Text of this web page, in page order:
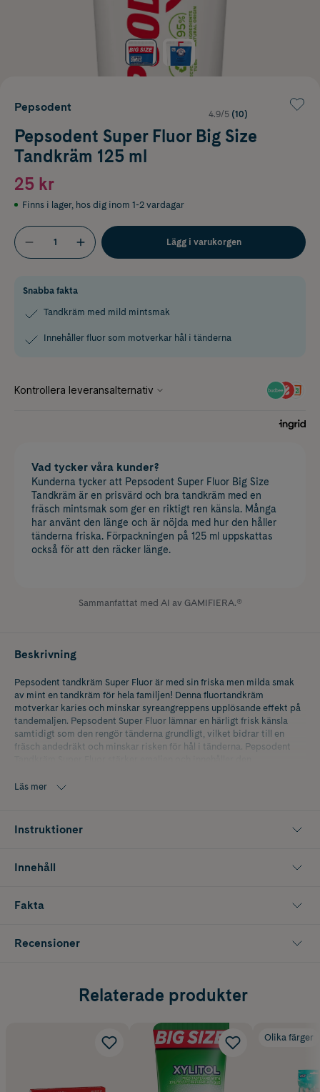
Pepsodent
4.9/5 (10)
Pepsodent Super Fluor Big Size
Tandkräm 125 ml
25 kr
Finns i lager, hos dig inom 1-2 vardagar
Lägg i varukorgen
Snabba fakta
Tandkräm med mild mintsmak
Innehåller fluor som motverkar hål i tänderna
Vad tycker våra kunder?
Kunderna tycker att Pepsodent Super Fluor Big Size
Tandkräm är en prisvärd och bra tandkräm med en
fräsch mintsmak som ger en riktigt ren känsla. Många
har använt den länge och är nöjda med hur den håller
tänderna friska. Förpackningen på 125 ml uppskattas
också för att den räcker länge.
Sammanfattat med AI av GAMIFIERA.®
Beskrivning
Pepsodent tandkräm Super Fluor är med sin friska men milda smak
av mint en tandkräm för hela familjen! Denna fluortandkräm
motverkar karies och minskar syreangreppens upplösande effekt på
tandemaljen. Pepsodent Super Fluor lämnar en härligt frisk känsla
samtidigt som den rengör tänderna grundligt, vilket bidrar till en
fräsch andedräkt och minskar risken för hål i tänderna. Pepsodent
Läs mer
Instruktioner
Innehåll
Fakta
Recensioner
Relaterade produkter
Olika färger